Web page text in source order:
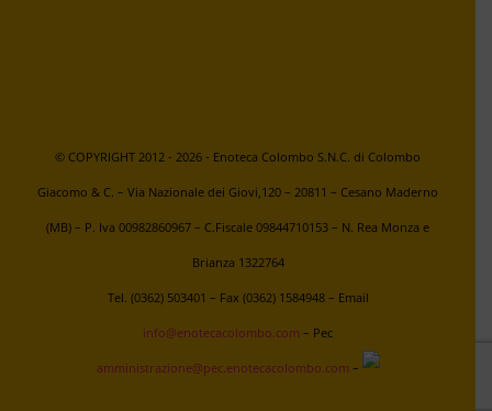
© COPYRIGHT 2012 - 2026 - Enoteca Colombo S.N.C. di Colombo
Giacomo & C. – Via Nazionale dei Giovi,120 – 20811 – Cesano Maderno
(MB) – P. Iva 00982860967 – C.Fiscale 09844710153 – N. Rea Monza e
Brianza 1322764
Tel. (0362) 503401 – Fax (0362) 1584948 – Email
info@enotecacolombo.com – Pec
amministrazione@pec.enotecacolombo.com –